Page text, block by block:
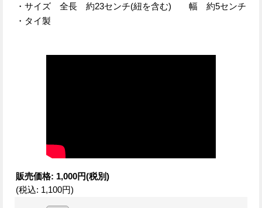
・サイズ 全長 約23センチ(紐を含む) 幅 約5センチ
・タイ製
販売価格: 1,000円(税別)
(税込: 1,100円)